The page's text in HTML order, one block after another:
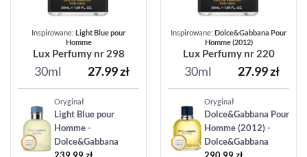
Inspirowane: Light Blue pour
Homme
Lux Perfumy nr 298
30ml 27.99zł
Oryginał
Light Blue pour
Homme -
Dolce&Gabbana
Inspirowane: Dolce&Gabbana Pour
Homme (2012)
Lux Perfumy nr 220
30ml 27.99zł
Oryginał
Dolce&Gabbana Pour
Homme (2012) -
Dolce&Gabbana